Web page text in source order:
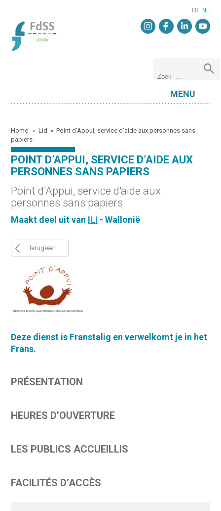
FR NL
MENU
Home »Lid »Point d’Appui, service d’aide aux personnes sans
papiers
POINT D’APPUI, SERVICE D’AIDE AUX
PERSONNES SANS PAPIERS
Point d'Appui, service d'aide aux
personnes sans papiers
Maakt deel uit van ILI - Wallonië
Terugkeer
Deze dienst is Franstalig enverwelkomt je in het
Frans.
PRÉSENTATION
HEURES D’OUVERTURE
LES PUBLICS ACCUEILLIS
FACILITÉS D’ACCÈS